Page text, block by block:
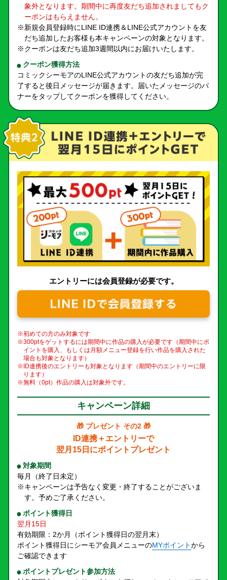
象外となります。期間中に再度友だち追加されましてもク
ーポンはもらえません。
※新規会員登録時にLINE ID連携＆LINE公式アカウントを友
だち追加したお客様も本キャンペーンの対象となります。
※クーポンは友だち追加3週間以内にお届けいたします。
クーポン獲得方法
コミックシーモアのLINE公式アカウントの友だち追加が完
了すると後日メッセージが届きます。届いたメッセージのバ
ナーをタップしてクーポンを獲得してください。
エントリーには会員登録が必要です。
※初めての方のみ対象です
※300ptをゲットするには期間中に作品の購入が必要です（期間中にポ
イントを購入、もしくは月額メニュー登録を行い作品を購入された
場合も対象となります）
※ID連携後のエントリーも対象となります（期間中のエントリーに限
ります）
※無料（0pt）作品の購入は対象外です。
キャンペーン詳細
🎁 プレゼント その2 🎁
ID連携＋エントリーで
翌月15日にポイントプレゼント
対象期間
毎月（終了日未定）
※キャンペーンは予告なく変更・終了することがございま
す。予めご了承ください。
ポイント獲得日
翌月15日
有効期限：2か月（ポイント獲得日の翌月末）
ポイント獲得日にシーモア会員メニューのMYポイントから
ご確認できます
ポイントプレゼント参加方法